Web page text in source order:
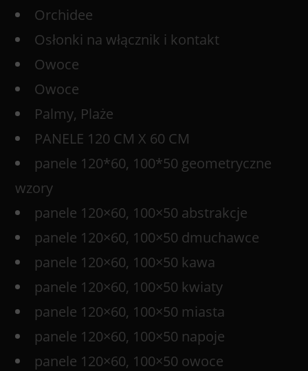
Orchidee
Osłonki na włącznik i kontakt
Owoce
Owoce
Palmy, Plaże
PANELE 120 CM X 60 CM
panele 120*60, 100*50 geometryczne
wzory
panele 120×60, 100×50 abstrakcje
panele 120×60, 100×50 dmuchawce
panele 120×60, 100×50 kawa
panele 120×60, 100×50 kwiaty
panele 120×60, 100×50 miasta
panele 120×60, 100×50 napoje
panele 120×60, 100×50 owoce